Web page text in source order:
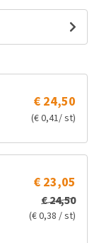
€ 24,50
(€ 0,41/ st)
€ 23,05
€ 24,50
(€ 0,38 / st)